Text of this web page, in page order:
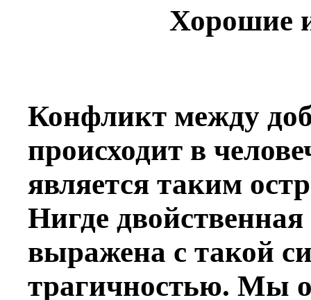
Хорошие
Конфликт между
происходит в
является таким
Нигде
выражена с такой
трагичностью. Мы